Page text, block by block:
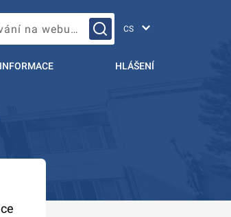
Vyhledávání na webu…
HLÁŠENÍ